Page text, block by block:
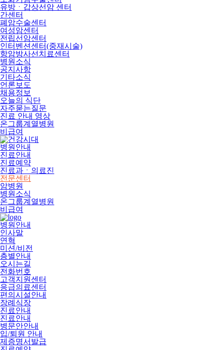
유방ㆍ갑상선암 센터
간센터
폐암수술센터
여성암센터
전립선암센터
인터벤션센터(중재시술)
항암방사선치료센터
병원소식
공지사항
기타소식
언론보도
채용정보
오늘의 식단
자주묻는질문
진료 안내 영상
온그룹계열병원
비급여
병원안내
진료안내
진료예약
진료과ㆍ의료진
전문센터
암병원
병원소식
온그룹계열병원
비급여
병원안내
인사말
연혁
미션/비전
층별안내
오시는길
전화번호
고객지원센터
응급의료센터
편의시설안내
장례식장
진료안내
진료안내
병문안안내
입/퇴원 안내
제증명서발급